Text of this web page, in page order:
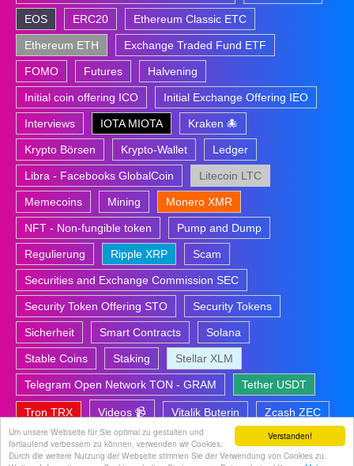
Verstanden!
Um unsere Webseite für Sie optimal zu gestalten und
fortlaufend verbessern zu können, verwenden wir Cookies.
Durch die weitere Nutzung der Webseite stimmen Sie der Verwendung von Cookies zu.
EOS ERC20 Ethereum Classic ETC
Ethereum ETH Exchange Traded Fund ETF
FOMO Futures Halvening
Initial coin offering ICO Initial Exchange Offering IEO
Interviews IOTA MIOTA Kraken 🐙
Krypto Börsen Krypto-Wallet Ledger
Libra - Facebooks GlobalCoin Litecoin LTC
Memecoins Mining Monero XMR
NFT - Non-fungible token Pump and Dump
Regulierung Ripple XRP Scam
Securities and Exchange Commission SEC
Security Token Offering STO Security Tokens
Sicherheit Smart Contracts Solana
Stable Coins Staking Stellar XLM
Telegram Open Network TON - GRAM Tether USDT
Tron TRX Videos 📹 Vitalik Buterin Zcash ZEC